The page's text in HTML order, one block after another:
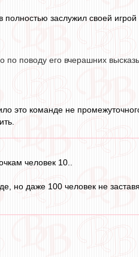
заслужил своей игрой
поводу его вчерашних
это команде не
человек 10..
но даже 100 человек не